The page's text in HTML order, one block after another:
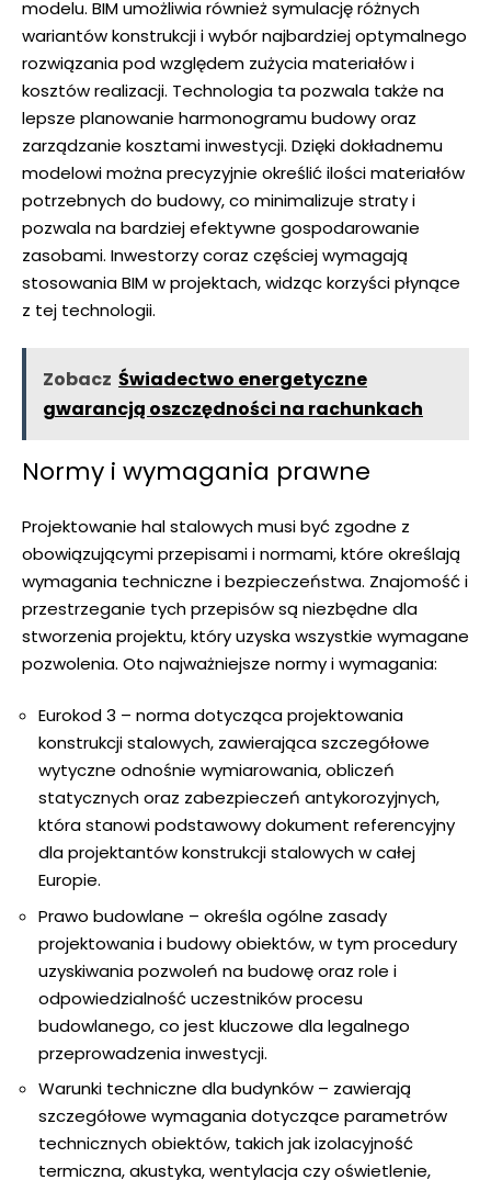
modelu. BIM umożliwia również symulację różnych
wariantów konstrukcji i wybór najbardziej optymalnego
rozwiązania pod względem zużycia materiałów i
kosztów realizacji. Technologia ta pozwala także na
lepsze planowanie harmonogramu budowy oraz
zarządzanie kosztami inwestycji. Dzięki dokładnemu
modelowi można precyzyjnie określić ilości materiałów
potrzebnych do budowy, co minimalizuje straty i
pozwala na bardziej efektywne gospodarowanie
zasobami. Inwestorzy coraz częściej wymagają
stosowania BIM w projektach, widząc korzyści płynące
z tej technologii.
Zobacz Świadectwo energetyczne
gwarancją oszczędności na rachunkach
Normy i wymagania prawne
Projektowanie hal stalowych musi być zgodne z
obowiązującymi przepisami i normami, które określają
wymagania techniczne i bezpieczeństwa. Znajomość i
przestrzeganie tych przepisów są niezbędne dla
stworzenia projektu, który uzyska wszystkie wymagane
pozwolenia. Oto najważniejsze normy i wymagania:
Eurokod 3 – norma dotycząca projektowania
konstrukcji stalowych, zawierająca szczegółowe
wytyczne odnośnie wymiarowania, obliczeń
statycznych oraz zabezpieczeń antykorozyjnych,
która stanowi podstawowy dokument referencyjny
dla projektantów konstrukcji stalowych w całej
Europie.
Prawo budowlane – określa ogólne zasady
projektowania i budowy obiektów, w tym procedury
uzyskiwania pozwoleń na budowę oraz role i
odpowiedzialność uczestników procesu
budowlanego, co jest kluczowe dla legalnego
przeprowadzenia inwestycji.
Warunki techniczne dla budynków – zawierają
szczegółowe wymagania dotyczące parametrów
technicznych obiektów, takich jak izolacyjność
termiczna, akustyka, wentylacja czy oświetlenie,